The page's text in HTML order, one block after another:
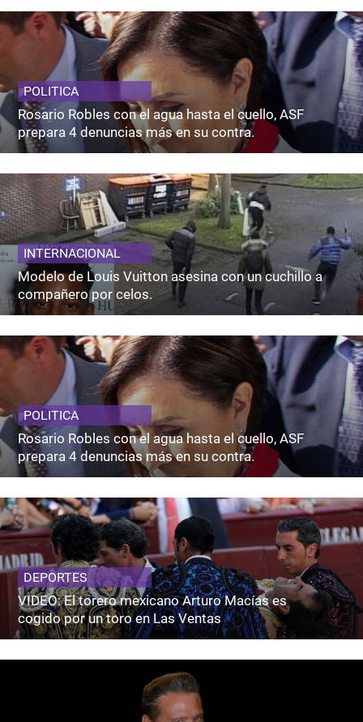
POLITICA
Rosario Robles con el agua hasta el cuello, ASF
prepara 4 denuncias más en su contra.
INTERNACIONAL
Modelo de Louis Vuitton asesina con un cuchillo a
compañero por celos.
POLITICA
Rosario Robles con el agua hasta el cuello, ASF
prepara 4 denuncias más en su contra.
DEPORTES
VIDEO: El torero mexicano Arturo Macías es
cogido por un toro en Las Ventas